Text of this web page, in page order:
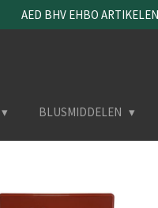
AED BHV EHBO
BLUSMIDDELEN